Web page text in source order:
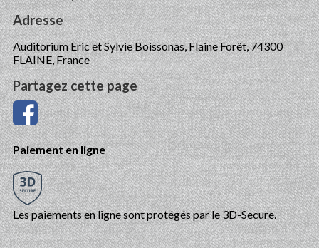
Adresse
Auditorium Eric et Sylvie Boissonas, Flaine Forêt, 74300
FLAINE, France
Partagez cette page
Paiement en ligne
Les paiements en ligne sont protégés par le 3D-Secure.